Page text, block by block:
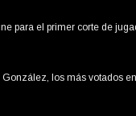
para el primer corte de
los más votados